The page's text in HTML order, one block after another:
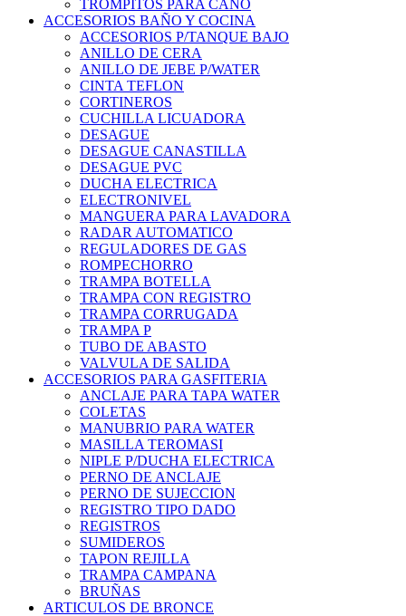
TROMPITOS PARA CAÑO
ACCESORIOS BAÑO Y COCINA
ACCESORIOS P/TANQUE BAJO
ANILLO DE CERA
ANILLO DE JEBE P/WATER
CINTA TEFLON
CORTINEROS
CUCHILLA LICUADORA
DESAGUE
DESAGUE CANASTILLA
DESAGUE PVC
DUCHA ELECTRICA
ELECTRONIVEL
MANGUERA PARA LAVADORA
RADAR AUTOMATICO
REGULADORES DE GAS
ROMPECHORRO
TRAMPA BOTELLA
TRAMPA CON REGISTRO
TRAMPA CORRUGADA
TRAMPA P
TUBO DE ABASTO
VALVULA DE SALIDA
ACCESORIOS PARA GASFITERIA
ANCLAJE PARA TAPA WATER
COLETAS
MANUBRIO PARA WATER
MASILLA TEROMASI
NIPLE P/DUCHA ELECTRICA
PERNO DE ANCLAJE
PERNO DE SUJECCION
REGISTRO TIPO DADO
REGISTROS
SUMIDEROS
TAPON REJILLA
TRAMPA CAMPANA
BRUÑAS
ARTICULOS DE BRONCE